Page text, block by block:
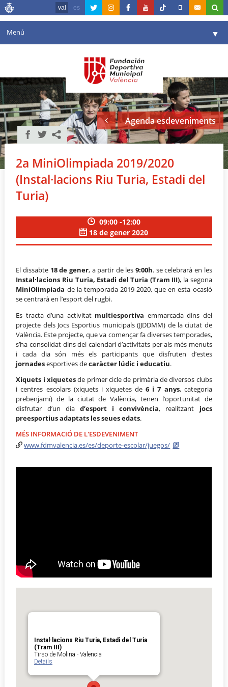
val es
Menú ▼
Agenda
Instal·lacions ▼
Comunicació ▼
València en esport
Portal de Transparència
Reserves
Agenda esdeveniments
2a MiniOlimpiada 2019/2020
(Instal·lacions Riu Turia, Estadi del
Turia)
09:00 -12:00
18 de gener 2020
El dissabte 18 de gener, a partir de les9:00h. se celebrarà en les
Instal·lacions Riu Turia, Estadi del Turia (Tram III), la segona
MiniOlimpiada de la temporada 2019-2020, que en esta ocasió
se centrarà en l’esport del rugbi.
Es tracta d’una activitat multiesportiva emmarcada dins del
projecte dels Jocs Esportius municipals (JJDDMM) de la ciutat de
València. Este projecte, que va començar fa diverses temporades,
s’ha consolidat dins del calendari d’activitats per als més menuts
i cada dia són més els participants que disfruten d’estes
jornadesesportives decaràcter lúdic i educatiu.
Xiquets i xiquetesde primer cicle de primària de diversos clubs
i centres escolars (xiquets i xiquetes de 6 i 7 anys, categoria
prebenjamí) de la ciutat de València, tenen l’oportunitat de
disfrutar d’un dia d’esport i convivència, realitzant jocs
preesportius adaptats les seues edats.
MÉS INFORMACIÓ DE L'ESDEVENIMENT
www.fdmvalencia.es/es/deporte-escolar/juegos/
Instal·lacions Riu Turia, Estadi del Turia
(Tram III)
Tirso de Molina - Valencia
Details